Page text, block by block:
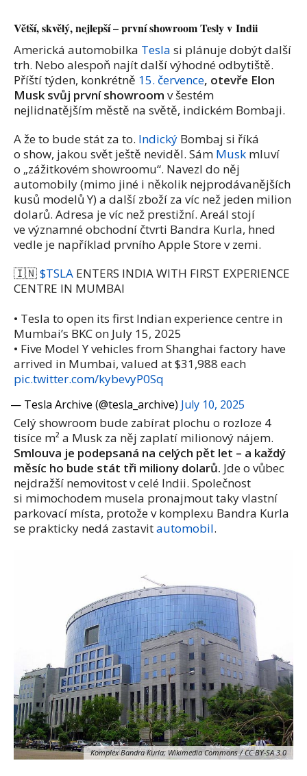
Větší, skvělý, nejlepší – první showroom Tesly v Indii
Americká automobilka Tesla si plánuje dobýt další
trh. Nebo alespoň najít další výhodné odbytiště.
Příští týden, konkrétně 15. července, otevře Elon
Musk svůj první showroom v šestém
nejlidnatějším městě na světě, indickém Bombaji.
A že to bude stát za to. Indický Bombaj si říká
o show, jakou svět ještě neviděl. Sám Musk mluví
o „zážitkovém showroomu“. Navezl do něj
automobily (mimo jiné i několik nejprodávanějších
kusů modelů Y) a další zboží za víc než jeden milion
dolarů. Adresa je víc než prestižní. Areál stojí
ve významné obchodní čtvrti Bandra Kurla, hned
vedle je například prvního Apple Store v zemi.
🇮🇳$TSLA ENTERS INDIA WITH FIRST EXPERIENCE
CENTRE IN MUMBAI
• Tesla to open its first Indian experience centre in
Mumbai’s BKC on July 15, 2025
• Five Model Y vehicles from Shanghai factory have
arrived in Mumbai, valued at $31,988 each
pic.twitter.com/kybevyP0Sq
— Tesla Archive (@tesla_archive) July 10, 2025
Celý showroom bude zabírat plochu o rozloze 4
tisíce m² a Musk za něj zaplatí milionový nájem.
Smlouva je podepsaná na celých pět let – a každý
měsíc ho bude stát tři miliony dolarů. Jde o vůbec
nejdražší nemovitost v celé Indii. Společnost
si mimochodem musela pronajmout taky vlastní
parkovací místa, protože v komplexu Bandra Kurla
se prakticky nedá zastavitautomobil.
Komplex Bandra Kurla; Wikimedia Commons / CC BY-SA 3.0